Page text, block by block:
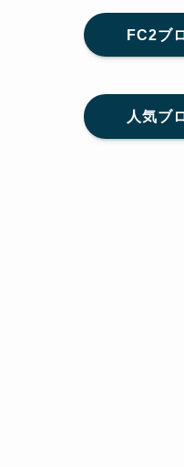
FC2ブ
人気ブ